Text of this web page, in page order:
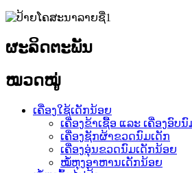
ຜະລິດຕະພັນ
ໝວດໝູ່
ເຄື່ອງໃຊ້ເດັກນ້ອຍ
ເຄື່ອງຂ້າເຊື້ອ ແລະ ເຄື່ອງອົບ
ເຄື່ອງຊັກຜ້າຂວດນົມເດັກ
ເຄື່ອງອຸ່ນຂວດນົມເດັກນ້ອຍ
ໝໍ້ຫຸງອາຫານເດັກນ້ອຍ